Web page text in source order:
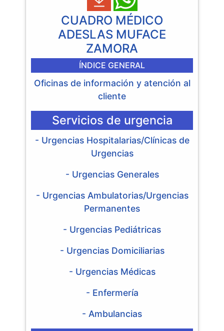
CUADRO MÉDICO
ADESLAS MUFACE
ZAMORA
ÍNDICE GENERAL
Oficinas de información y atención al
cliente
Servicios de urgencia
- Urgencias Hospitalarias/Clínicas de
Urgencias
- Urgencias Generales
- Urgencias Ambulatorias/Urgencias
Permanentes
- Urgencias Pediátricas
- Urgencias Domiciliarias
- Urgencias Médicas
- Enfermería
- Ambulancias